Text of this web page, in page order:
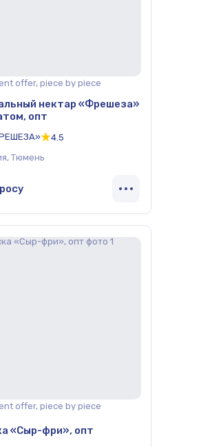
offer, piece by piece
нектар «Фрешеза»
опт
4.5
Тюмень
offer, piece by piece
«Сыр-фри», опт